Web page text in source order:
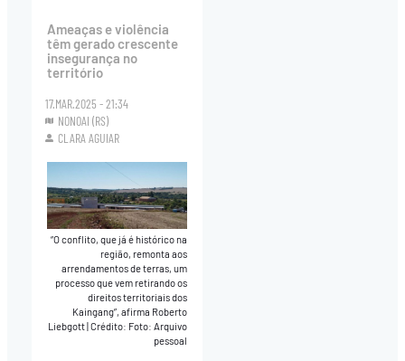
Ameaças e violência
têm gerado crescente
insegurança no
território
17.MAR.2025 - 21:34
NONOAI (RS)
CLARA AGUIAR
“O conflito, que já é histórico na
região, remonta aos
arrendamentos de terras, um
processo que vem retirando os
direitos territoriais dos
Kaingang”, afirma Roberto
Liebgott|Crédito: Foto: Arquivo
pessoal